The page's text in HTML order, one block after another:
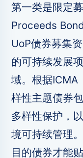
第一类是限定
Proceeds
UoP债券募集
的可持续发展
域。根据ICMA
样性主题债券
多样性保护，
境可持续管理
目的债券才能